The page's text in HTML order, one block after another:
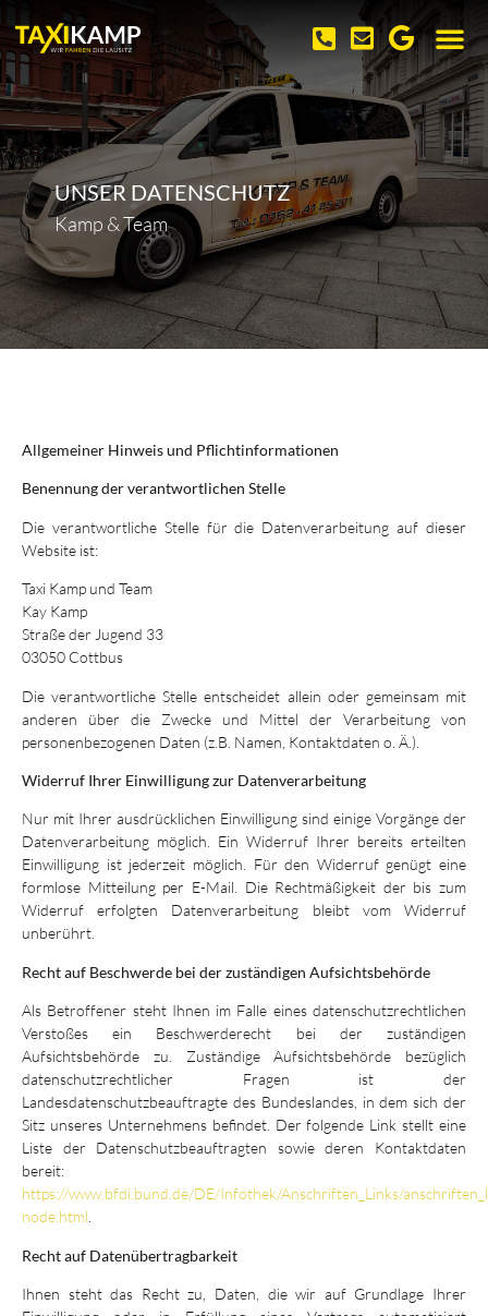
UNSER DATENSCHUTZ
Kamp & Team
Allgemeiner Hinweis und Pflichtinformationen
Benennung der verantwortlichen Stelle
Die verantwortliche Stelle für die Datenverarbeitung auf dieser
Website ist:
Taxi Kamp und Team
Kay Kamp
Straße der Jugend 33
03050 Cottbus
Die verantwortliche Stelle entscheidet allein oder gemeinsam mit
anderen über die Zwecke und Mittel der Verarbeitung von
personenbezogenen Daten (z.B. Namen, Kontaktdaten o. Ä.).
Widerruf Ihrer Einwilligung zur Datenverarbeitung
Nur mit Ihrer ausdrücklichen Einwilligung sind einige Vorgänge der
Datenverarbeitung möglich. Ein Widerruf Ihrer bereits erteilten
Einwilligung ist jederzeit möglich. Für den Widerruf genügt eine
formlose Mitteilung per E-Mail. Die Rechtmäßigkeit der bis zum
Widerruf erfolgten Datenverarbeitung bleibt vom Widerruf
unberührt.
Recht auf Beschwerde bei der zuständigen Aufsichtsbehörde
Als Betroffener steht Ihnen im Falle eines datenschutzrechtlichen
Verstoßes ein Beschwerderecht bei der zuständigen
Aufsichtsbehörde zu. Zuständige Aufsichtsbehörde bezüglich
datenschutzrechtlicher Fragen ist der
Landesdatenschutzbeauftragte des Bundeslandes, in dem sich der
Sitz unseres Unternehmens befindet. Der folgende Link stellt eine
Liste der Datenschutzbeauftragten sowie deren Kontaktdaten
bereit:
https://www.bfdi.bund.de/DE/Infothek/Anschriften_Links/
node.html
Recht auf Datenübertragbarkeit
Ihnen steht das Recht zu, Daten, die wir auf Grundlage Ihrer